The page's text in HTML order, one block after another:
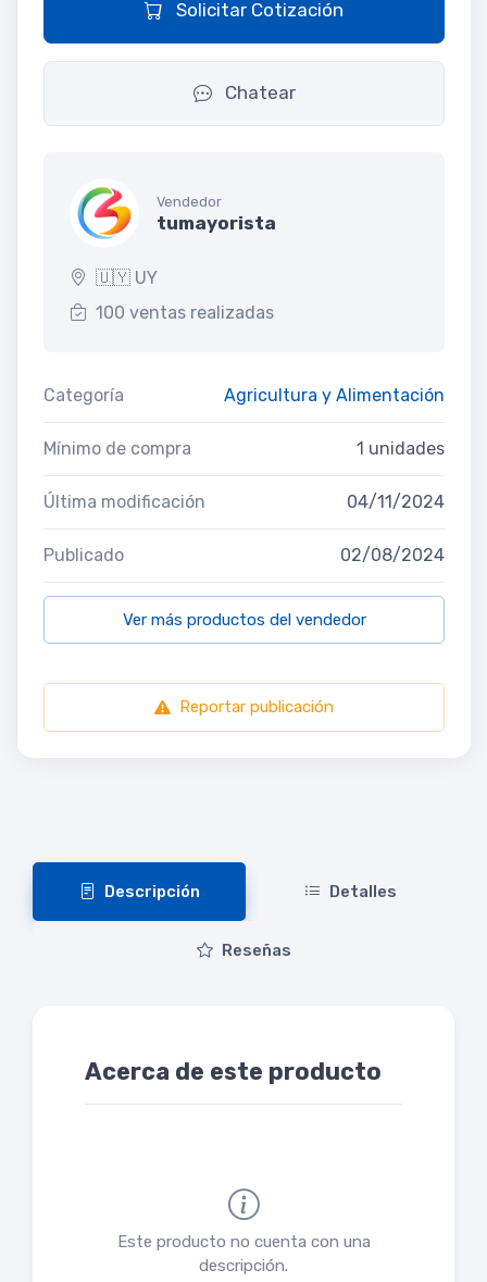
Solicitar Cotización
Chatear
Vendedor
tumayorista
🇺🇾 UY
100 ventas realizadas
Categoría Agricultura y Alimentación
Mínimo de compra 1 unidades
Última modificación 04/11/2024
Publicado 02/08/2024
Ver más productos del vendedor
Reportar publicación
Descripción Detalles
Reseñas
Acerca de este producto
Este producto no cuenta con una
descripción.